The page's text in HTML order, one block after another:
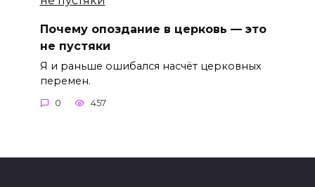
Почему опоздание в церковь — это
не пустяки
Я и раньше ошибался насчёт церковных
перемен.
0 457